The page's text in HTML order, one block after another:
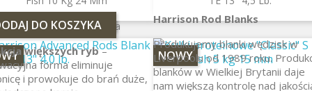
DO KOSZYKA
i dłużej działająca
smakowo-zapachowa
większych ryb–
forma eliminuje
i prowokuje do brań duże,
DO KOSZYKA
Harrison Rod Blanks
Produkujemy blanki wędzisk w
Liverpoolu od 1989 roku.
blanków w Wielkiej Brytanii daje
nam większą kontrolę nad
NOWY